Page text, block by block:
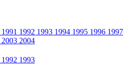
1991 1992 1993 1994 1995 1996 1997
2003 2004
1992 1993